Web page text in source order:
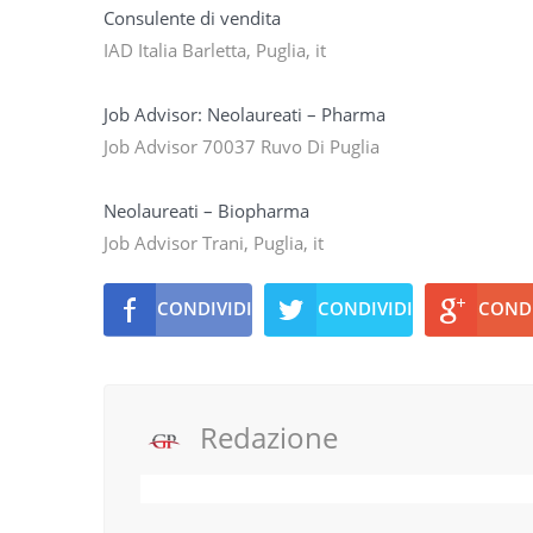
Consulente di vendita
IAD Italia Barletta, Puglia, it
Job Advisor: Neolaureati – Pharma
Job Advisor 70037 Ruvo Di Puglia
Neolaureati – Biopharma
Job Advisor Trani, Puglia, it
CONDIVIDI CONDIVIDI
Redazione